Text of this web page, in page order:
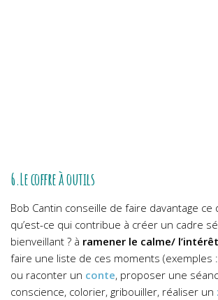
6.Le coffre à outils
Bob Cantin conseille de faire davantage ce
qu’est-ce qui contribue à créer un cadre
bienveillant ? à ramener le calme/ l’intérêt
faire une liste de ces moments (exemples
ou raconter un conte, proposer une
conscience, colorier, gribouiller, réaliser un